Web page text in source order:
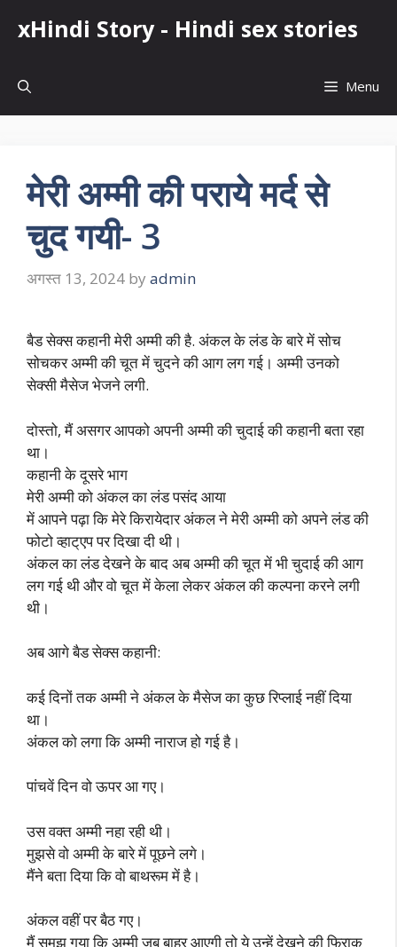
xHindi Story - Hindi sex stories
Menu
मेरी अम्मी की पराये मर्द से
चुद गयी- 3
अगस्त 13, 2024 by admin
बैड सेक्स कहानी मेरी अम्मी की है. अंकल के लंड के बारे में सोच
सोचकर अम्मी की चूत में चुदने की आग लग गई। अम्मी उनको
सेक्सी मैसेज भेजने लगी.
दोस्तो, मैं असगर आपको अपनी अम्मी की चुदाई की कहानी बता रहा
था।
कहानी के दूसरे भाग
मेरी अम्मी को अंकल का लंड पसंद आया
में आपने पढ़ा कि मेरे किरायेदार अंकल ने मेरी अम्मी को अपने लंड की
फोटो व्हाट्एप पर दिखा दी थी।
अंकल का लंड देखने के बाद अब अम्मी की चूत में भी चुदाई की आग
लग गई थी और वो चूत में केला लेकर अंकल की कल्पना करने लगी
थी।
अब आगे बैड सेक्स कहानी:
कई दिनों तक अम्मी ने अंकल के मैसेज का कुछ रिप्लाई नहीं दिया
था।
अंकल को लगा कि अम्मी नाराज हो गई है।
पांचवें दिन वो ऊपर आ गए।
उस वक्त अम्मी नहा रही थी।
मुझसे वो अम्मी के बारे में पूछने लगे।
मैंने बता दिया कि वो बाथरूम में है।
अंकल वहीं पर बैठ गए।
मैं समझ गया कि अम्मी जब बाहर आएगी तो ये उन्हें देखने की फिराक